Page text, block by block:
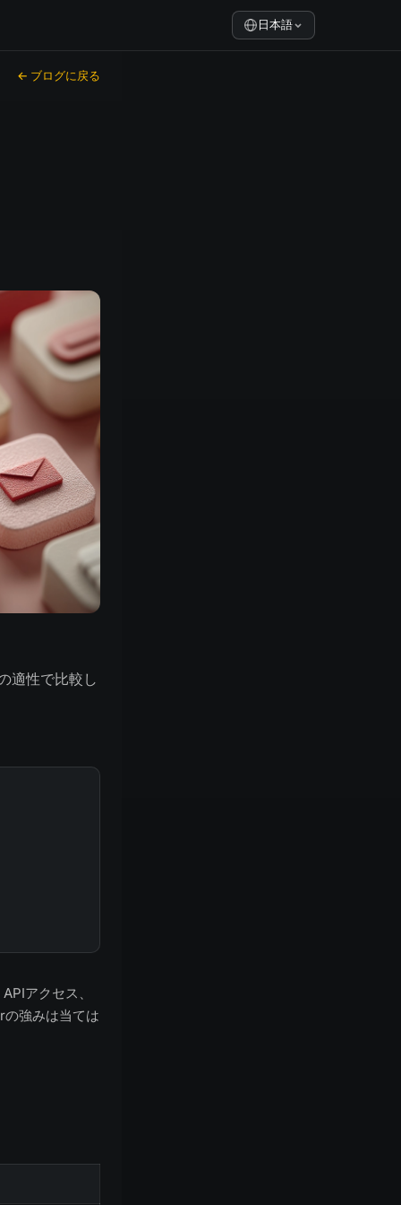
日本語
← ブログに戻る
適性で比較し
アクセス、
強みは当ては